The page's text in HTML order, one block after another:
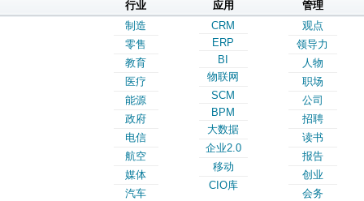
行业
制造
零售
教育
医疗
能源
政府
电信
航空
媒体
汽车
应用
CRM
ERP
BI
物联网
SCM
BPM
大数据
企业2.0
移动
CIO库
管理
观点
领导力
人物
职场
公司
招聘
读书
报告
创业
会务